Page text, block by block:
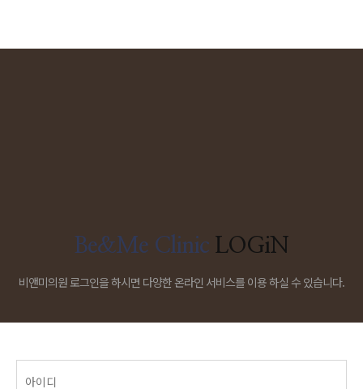
Be&Me Clinic LOGiN
비앤미의원 로그인을 하시면 다양한 온라인 서비스를 이용 하실 수 있습니다.